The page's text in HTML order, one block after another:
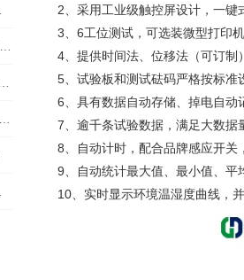
2、采用工业级触控屏设计，一键
3、6工位测试，可选装微型打印机
4、提供时间法、位移法（可订制
5、试验板和测试砝码严格按标准
6、具有数据自动存储、掉电自动
7、逾千条试验数据，满足大数据
8、自动计时，配合品牌感应开
9、自动统计最大值、最小值、平
10、实时显示环境温湿度曲线，